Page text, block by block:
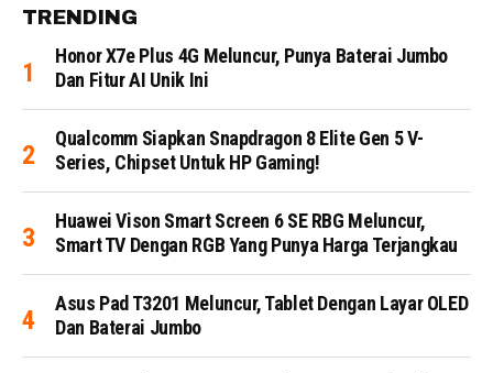
TRENDING
Honor X7e Plus 4G Meluncur, Punya Baterai Jumbo
Dan Fitur AI Unik Ini
Qualcomm Siapkan Snapdragon 8 Elite Gen 5 V-
Series, Chipset Untuk HP Gaming!
Huawei Vison Smart Screen 6 SE RBG Meluncur,
Smart TV Dengan RGB Yang Punya Harga Terjangkau
Asus Pad T3201 Meluncur, Tablet Dengan Layar OLED
Dan Baterai Jumbo